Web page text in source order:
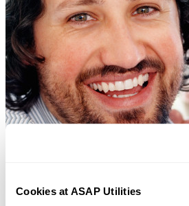
Cookies at ASAP Utilities